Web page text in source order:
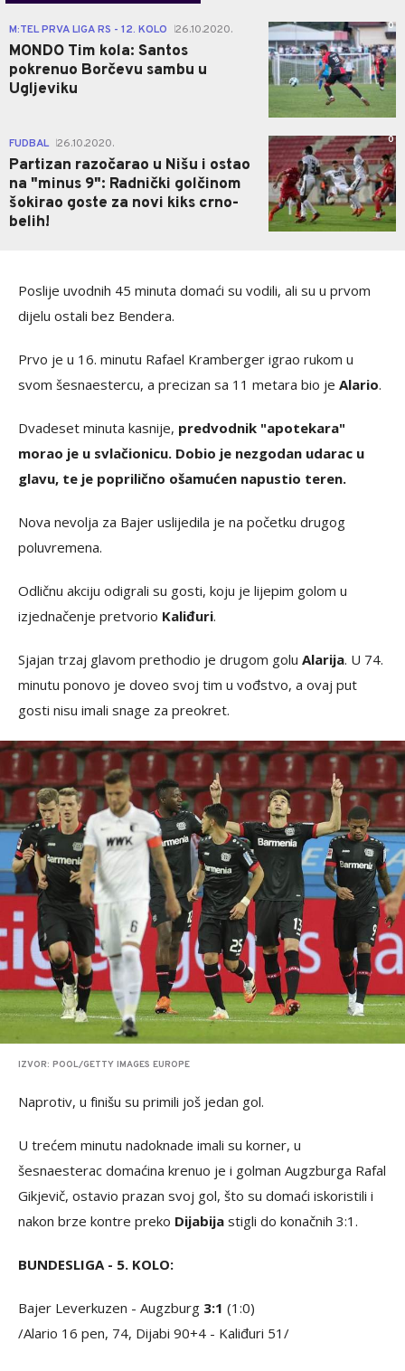
M:TEL PRVA LIGA RS - 12. KOLO 26.10.2020.
MONDO Tim kola: Santos
pokrenuo Borčevu sambu u
Ugljeviku
0
FUDBAL 26.10.2020.
Partizan razočarao u Nišu i ostao
na "minus 9": Radnički golčinom
šokirao goste za novi kiks crno-
belih!
0
Poslije uvodnih 45 minuta domaći su vodili, ali su u prvom
dijelu ostali bez Bendera.
Prvo je u 16. minutu Rafael Kramberger igrao rukom u
svom šesnaestercu, a precizan sa 11 metara bio je Alario.
Dvadeset minuta kasnije, predvodnik "apotekara"
morao je u svlačionicu. Dobio je nezgodan udarac u
glavu, te je poprilično ošamućen napustio teren.
Nova nevolja za Bajer uslijedila je na početku drugog
poluvremena.
Odličnu akciju odigrali su gosti, koju je lijepim golom u
izjednačenje pretvorio Kaliđuri.
Sjajan trzaj glavom prethodio je drugom golu Alarija. U 74.
minutu ponovo je doveo svoj tim u vođstvo, a ovaj put
gosti nisu imali snage za preokret.
IZVOR: POOL/GETTY IMAGES EUROPE
Naprotiv, u finišu su primili još jedan gol.
U trećem minutu nadoknade imali su korner, u
šesnaesterac domaćina krenuo je i golman Augzburga Rafal
Gikjevič, ostavio prazan svoj gol, što su domaći iskoristili i
nakon brze kontre preko Dijabija stigli do konačnih 3:1.
BUNDESLIGA - 5. KOLO:
Bajer Leverkuzen - Augzburg 3:1 (1:0)
/Alario 16 pen, 74, Dijabi 90+4 - Kaliđuri 51/